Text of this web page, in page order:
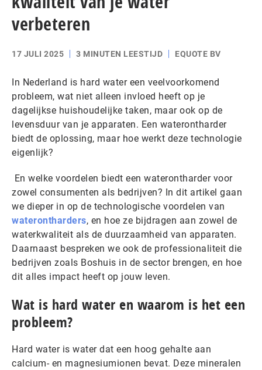
verbeteren
17 JULI 2025 3 MINUTEN LEESTIJD EQUOTE BV
In Nederland is hard water een veelvoorkomend
probleem, wat niet alleen invloed heeft op je
dagelijkse huishoudelijke taken, maar ook op de
levensduur van je apparaten. Een waterontharder
biedt de oplossing, maar hoe werkt deze technologie
eigenlijk?
En welke voordelen biedt een waterontharder voor
zowel consumenten als bedrijven? In dit artikel gaan
we dieper in op de technologische voordelen van
waterontharders, en hoe ze bijdragen aan zowel de
waterkwaliteit als de duurzaamheid van apparaten.
Daarnaast bespreken we ook de professionaliteit die
bedrijven zoals Boshuis in de sector brengen, en hoe
dit alles impact heeft op jouw leven.
Wat is hard water en waarom is het een
probleem?
Hard water is water dat een hoog gehalte aan
calcium- en magnesiumionen bevat. Deze mineralen